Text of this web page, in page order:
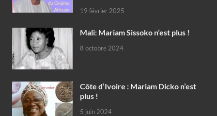
19 février 2025
Mali: Mariam Sissoko n’est plus !
8 octobre 2024
Côte d’Ivoire : Mariam Dicko n’est
plus !
5 juin 2024